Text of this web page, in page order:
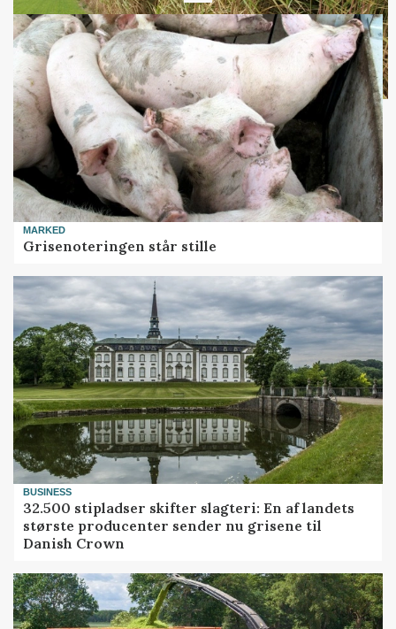
MARKED
Grisenoteringen står stille
BUSINESS
32.500 stipladser skifter slagteri: En af landets
største producenter sender nu grisene til
Danish Crown